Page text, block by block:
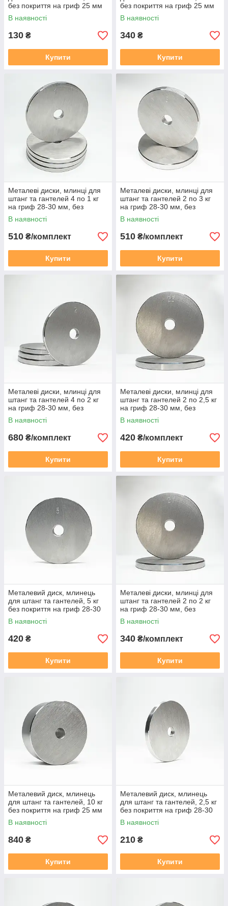
без покриття на гриф 25 мм
В наявності
130 ₴
Купити
без покриття на гриф 25 мм
В наявності
340 ₴
Купити
Металеві диски, млинці для
штанг та гантелей 4 по 1 кг
на гриф 28-30 мм, без
покриття
В наявності
510 ₴/комплект
Купити
Металеві диски, млинці для
штанг та гантелей 2 по 3 кг
на гриф 28-30 мм, без
покриття
В наявності
510 ₴/комплект
Купити
Металеві диски, млинці для
штанг та гантелей 4 по 2 кг
на гриф 28-30 мм, без
покриття
В наявності
680 ₴/комплект
Купити
Металеві диски, млинці для
штанг та гантелей 2 по 2,5 кг
на гриф 28-30 мм, без
покриття
В наявності
420 ₴/комплект
Купити
Металевий диск, млинець
для штанг та гантелей, 5 кг
без покриття на гриф 28-30
мм
В наявності
420 ₴
Купити
Металеві диски, млинці для
штанг та гантелей 2 по 2 кг
на гриф 28-30 мм, без
покриття
В наявності
340 ₴/комплект
Купити
Металевий диск, млинець
для штанг та гантелей, 10 кг
без покриття на гриф 25 мм
В наявності
840 ₴
Купити
Металевий диск, млинець
для штанг та гантелей, 2,5 кг
без покриття на гриф 28-30
мм
В наявності
210 ₴
Купити